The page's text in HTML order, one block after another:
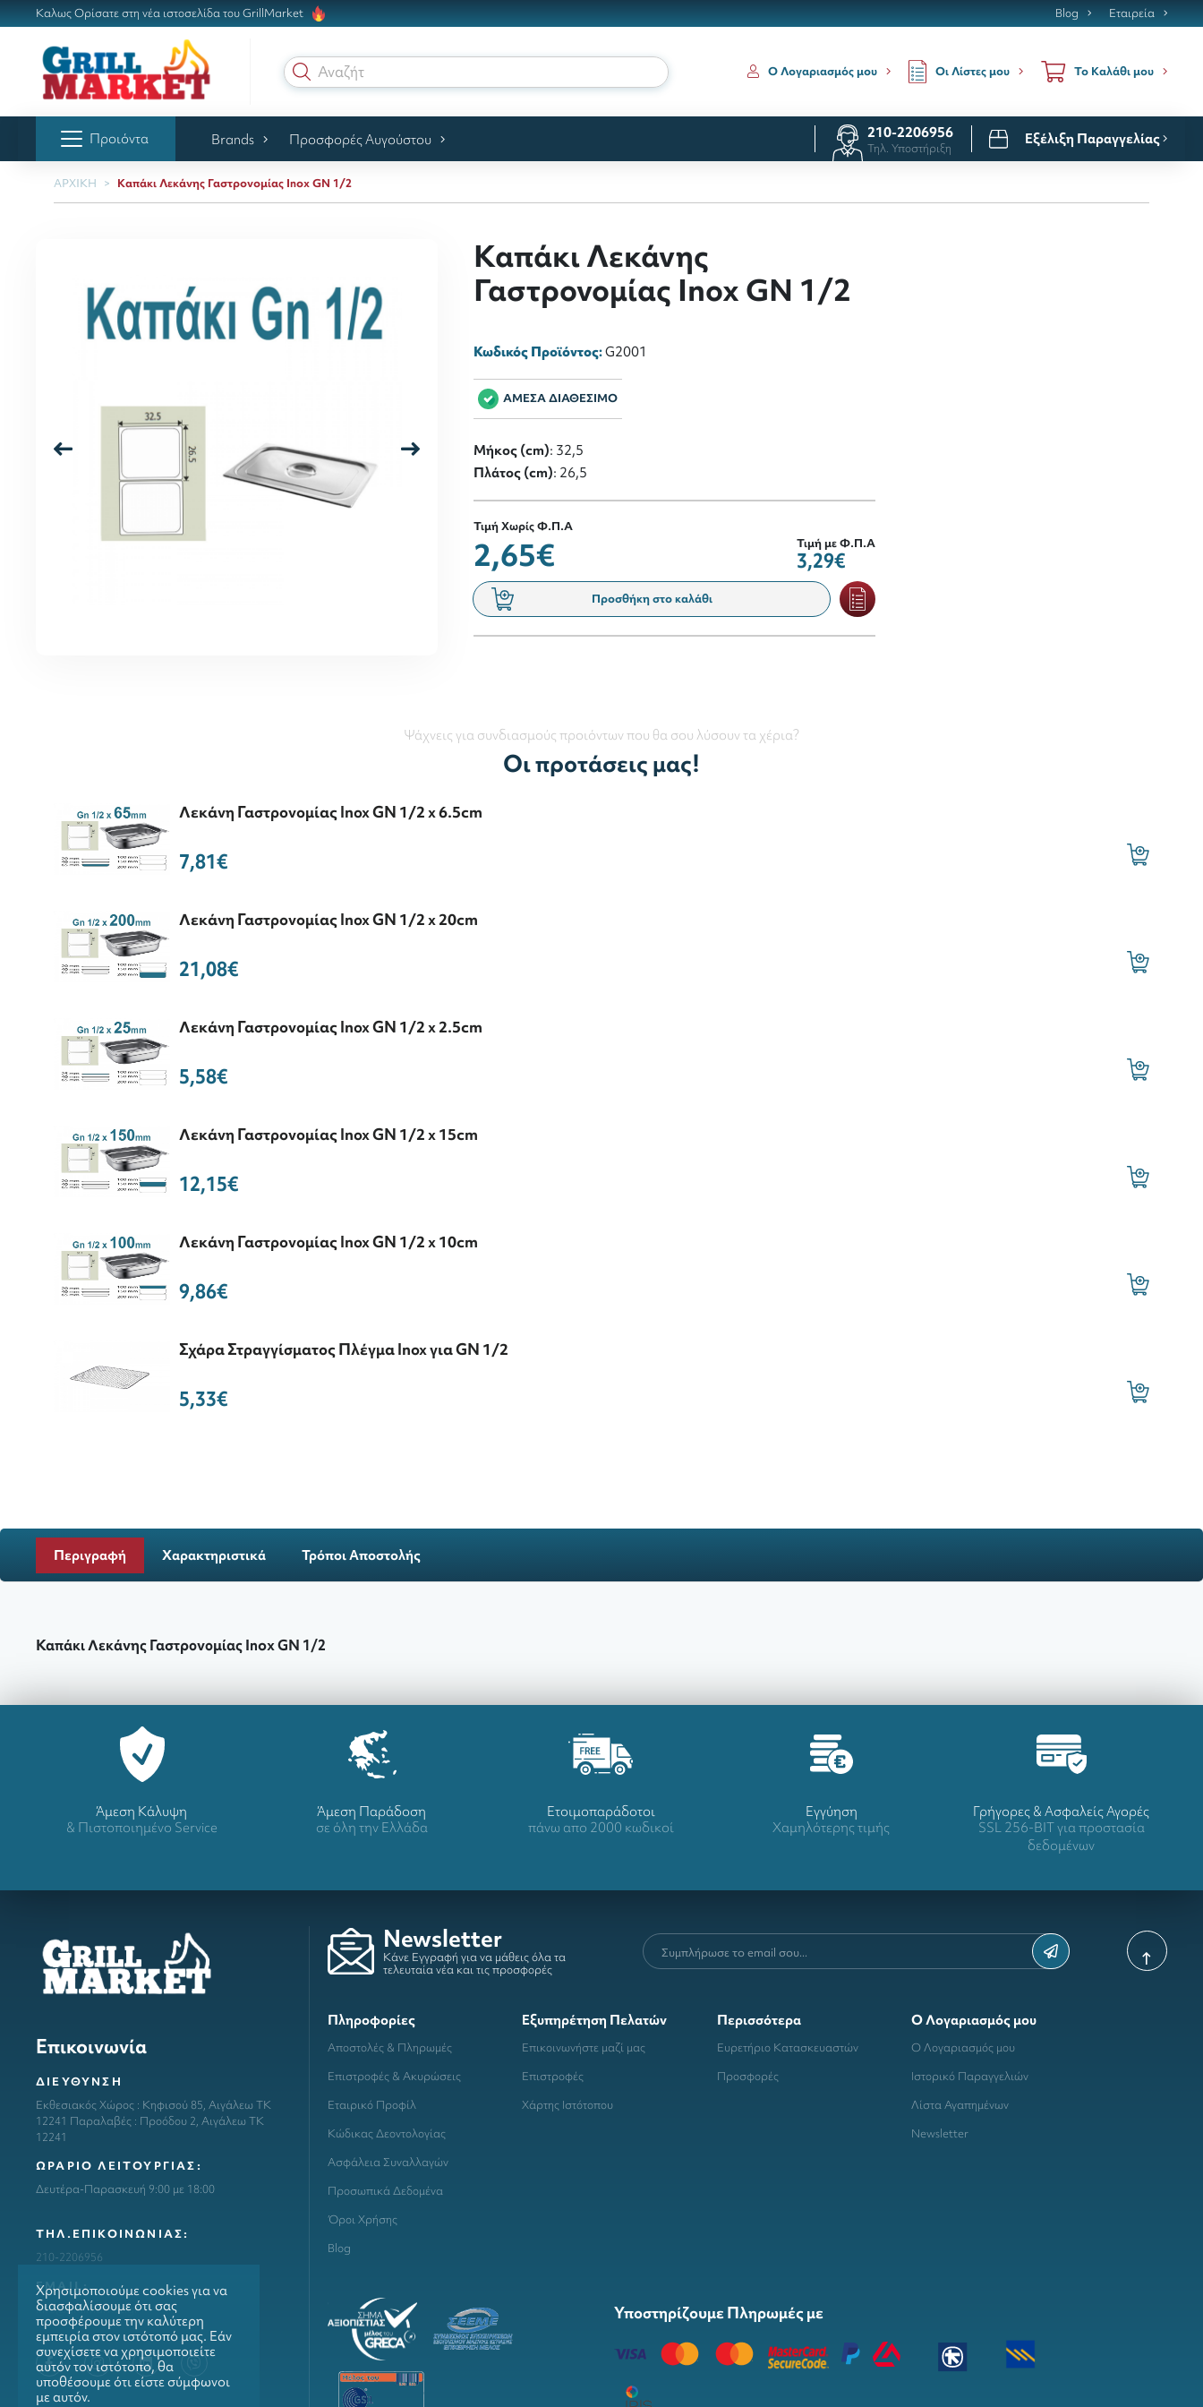
Καλως Ορίσατε στη νέα ιστοσελίδα του GrillMarket Blog Εταιρεία
Αναζήτηση γ Ο Λογαριασμός μου Οι Λίστες μου Το Καλάθι μου
Προιόντα Brands Προσφορές Αυγούστου 210-2206956
Τηλ. Υποστήριξη
Εξέλιξη Παραγγελίας
ΑΡΧΙΚΗ Καπάκι Λεκάνης Γαστρονομίας Inox GN 1/2
Καπάκι Λεκάνης
Γαστρονομίας Inox GN 1/2
Κωδικός Προϊόντος:G2001
ΑΜΕΣΑ ΔΙΑΘΕΣΙΜΟ
Μήκος (cm): 32,5
Πλάτος (cm): 26,5
Τιμή Χωρίς Φ.Π.Α
2,65€ Τιμή με Φ.Π.Α
3,29€
Προσθήκη στο καλάθι
Ψάχνεις για συνδιασμούς προιόντων που θα σου λύσουν τα χέρια?
Οι προτάσεις μας!
Λεκάνη Γαστρονομίας Inox GN 1/2 x 6.5cm
7,81€
Λεκάνη Γαστρονομίας Inox GN 1/2 x 20cm
21,08€
Λεκάνη Γαστρονομίας Inox GN 1/2 x 2.5cm
5,58€
Λεκάνη Γαστρονομίας Inox GN 1/2 x 15cm
12,15€
Λεκάνη Γαστρονομίας Inox GN 1/2 x 10cm
9,86€
Σχάρα Στραγγίσματος Πλέγμα Inox για GN 1/2
5,33€
Περιγραφή Χαρακτηριστικά Τρόποι Αποστολής
Καπάκι Λεκάνης Γαστρονομίας Inox GN 1/2
Άμεση Κάλυψη
& Πιστοποιημένο Service
Άμεση Παράδοση
σε όλη την Ελλάδα
Ετοιμοπαράδοτοι
πάνω απο 2000 κωδικοί
Eγγύηση
Χαμηλότερης τιμής
Γρήγορες & Ασφαλείς Αγορές
SSL 256-BIT για προστασία
δεδομένων
Επικοινωνία
ΔΙΕΥΘΥΝΣΗ
Εκθεσιακός Χώρος : Κηφισού 85, Αιγάλεω ΤΚ
12241 Παραλαβές : Προόδου 2, Αιγάλεω ΤΚ
12241
ΩΡΑΡΙΟ ΛΕΙΤΟΥΡΓΙΑΣ:
Δευτέρα-Παρασκευή 9:00 με 18:00
ΤΗΛ.ΕΠΙΚΟΙΝΩΝΙΑΣ:
210-2206956
ΕΜΑΙL:
info@grillmarket.gr
Newsletter
Κάνε Εγγραφή για να μάθεις όλα τα
τελευταία νέα και τις προσφορές
Πληροφορίες
Αποστολές & Πληρωμές
Επιστροφές & Ακυρώσεις
Εταιρικό Προφίλ
Κώδικας Δεοντολογίας
Ασφάλεια Συναλλαγών
Προσωπικά Δεδομένα
Όροι Χρήσης
Blog
Εξυπηρέτηση Πελατών
Επικοινωνήστε μαζί μας
Επιστροφές
Χάρτης Ιστότοπου
Περισσότερα
Ευρετήριο Κατασκευαστών
Προσφορές
Ο Λογαριασμός μου
Ο Λογαριασμός μου
Ιστορικό Παραγγελιών
Λίστα Αγαπημένων
Newsletter
Υποστηρίζουμε Πληρωμές με
Χρησιμοποιούμε cookies για να
διασφαλίσουμε ότι σας
προσφέρουμε την καλύτερη
εμπειρία στον ιστότοπό μας. Εάν
συνεχίσετε να χρησιμοποιείτε
αυτόν τον ιστότοπο, θα
υποθέσουμε ότι είστε σύμφωνοι
με αυτόν.